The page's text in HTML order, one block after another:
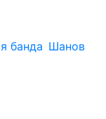
банда Шанов